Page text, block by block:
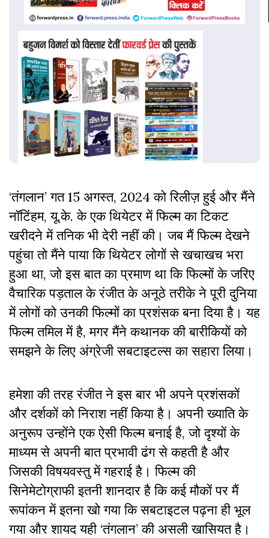
‘तंगलान’ गत 15 अगस्त, 2024 को रिलीज़ हुई और मैंने
नॉटिंहम, यू.के. के एक थियेटर में फिल्म का टिकट
खरीदने में तनिक भी देरी नहीं की। जब मैं फिल्म देखने
पहुंचा तो मैंने पाया कि थियेटर लोगों से खचाखच भरा
हुआ था, जो इस बात का प्रमाण था कि फिल्मों के जरिए
वैचारिक पड़ताल के रंजीत के अनूठे तरीके ने पूरी दुनिया
में लोगों को उनकी फिल्मों का प्रशंसक बना दिया है। यह
फिल्म तमिल में है, मगर मैंने कथानक की बारीकियों को
समझने के लिए अंग्रेजी सबटाइटल्स का सहारा लिया।
हमेशा की तरह रंजीत ने इस बार भी अपने प्रशंसकों
और दर्शकों को निराश नहीं किया है। अपनी ख्याति के
अनुरूप उन्होंने एक ऐसी फिल्म बनाई है, जो दृश्यों के
माध्यम से अपनी बात प्रभावी ढंग से कहती है और
जिसकी विषयवस्तु में गहराई है। फिल्म की
सिनेमेटोग्राफी इतनी शानदार है कि कई मौकों पर मैं
रूपांकन में इतना खो गया कि सबटाइटल पढ़ना ही भूल
गया और शायद यही ‘तंगलान’ की असली खासियत है।